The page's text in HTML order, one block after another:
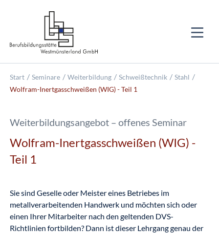
Start Seminare Weiterbildung Schweißtechnik
Stahl
Wolfram-Inertgasschweißen (WIG) - Teil 1
Weiterbildungsangebot – offenes Seminar
Wolfram-Inertgasschweißen (WIG) -
Teil 1
Sie sind Geselle oder Meister eines Betriebes im
metallverarbeitenden Handwerk und möchten sich oder
einen Ihrer Mitarbeiter nach den geltenden DVS-
Richtlinien fortbilden? Dann ist dieser Lehrgang genau der